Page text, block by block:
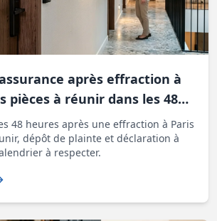
après effraction à
pièces à réunir dans les 48
48 heures après une effraction à Paris
dépôt de plainte et déclaration à
à respecter.